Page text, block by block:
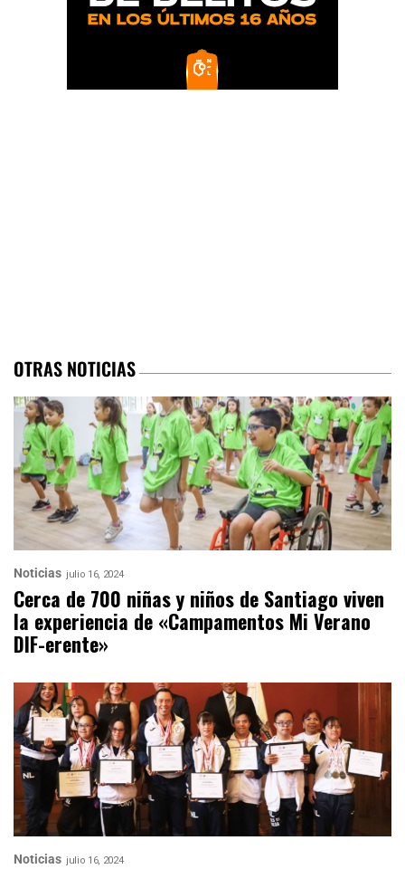
OTRAS NOTICIAS
Noticias julio 16, 2024
Cerca de 700 niñas y niños de Santiago viven
la experiencia de «Campamentos Mi Verano
DIF-erente»
Noticias julio 16, 2024